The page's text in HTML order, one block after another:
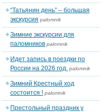
“Татьянин день” – большая
экскурсия palomnik
Зимние экскурсии для
паломников palomnik
Идет запись в поездки по
России на 2026 год. palomnik
Зимний Крестный ход
состоится ! palomnik
Престольный праздник у